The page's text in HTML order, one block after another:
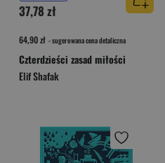
37,78 zł
64,90 zł - sugerowana cena detaliczna
Czterdzieści zasad miłości
Elif Shafak